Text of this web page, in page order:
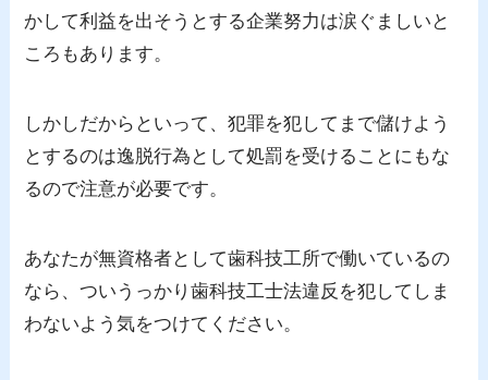
かして利益を出そうとする企業努力は涙ぐましいと
ころもあります。
しかしだからといって、犯罪を犯してまで儲けよう
とするのは逸脱行為として処罰を受けることにもな
るので注意が必要です。
あなたが無資格者として歯科技工所で働いているの
なら、ついうっかり歯科技工士法違反を犯してしま
わないよう気をつけてください。